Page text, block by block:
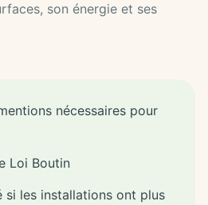
son énergie et ses
nécessaires pour
Loi Boutin
si les installations ont plus